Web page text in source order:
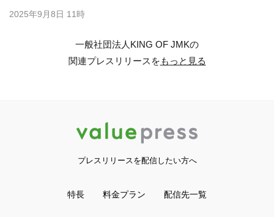
2025年9月8日 11時
一般社団法人KING OF JMKの
関連プレスリリースをもっと見る
プレスリリースを配信したい方へ
特長 料金プラン 配信先一覧